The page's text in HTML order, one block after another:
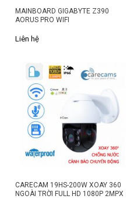
MAINBOARD GIGABYTE Z390
AORUS PRO WIFI
Liên hệ
CARECAM 19HS-200W XOAY 360
NGOÀI TRỜI FULL HD 1080P 2MPX